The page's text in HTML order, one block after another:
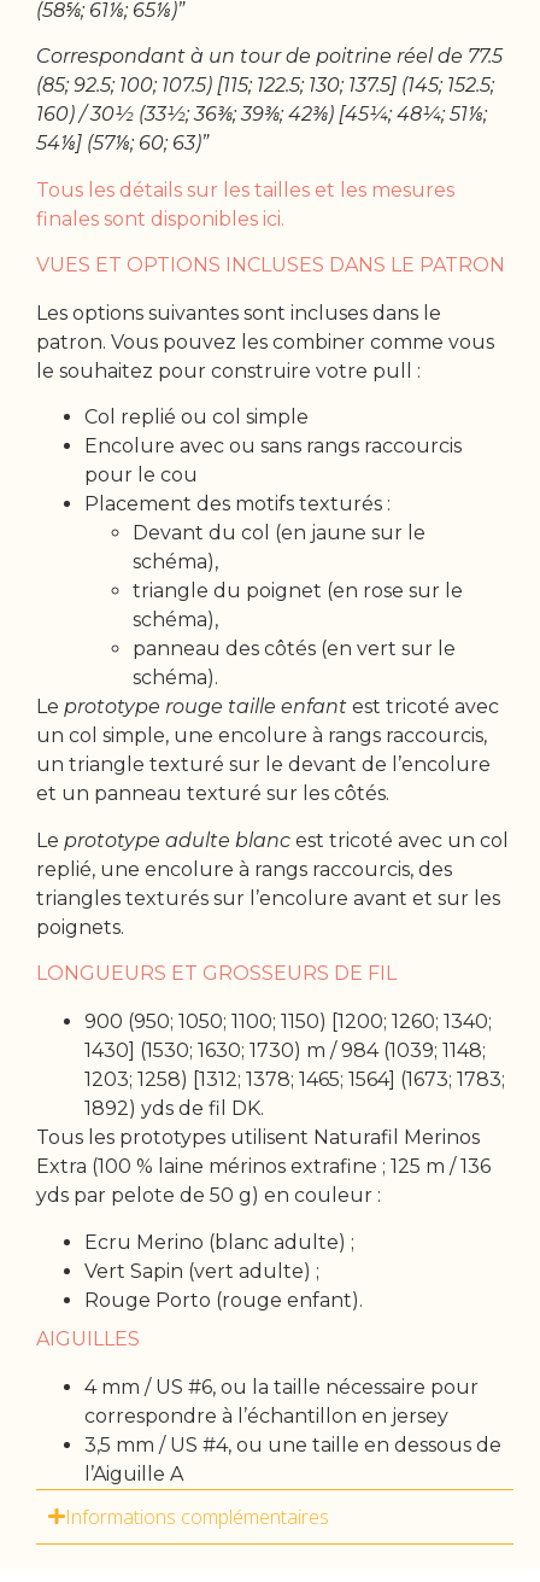
(58⅝; 61⅛; 65⅛)”
Correspondant à un tour de poitrine réel de 77.5
(85; 92.5; 100; 107.5) [115; 122.5; 130; 137.5] (145; 152.5;
160) / 30½ (33½; 36⅜; 39⅜; 42⅜) [45¼; 48¼; 51⅛;
54⅛] (57⅛; 60; 63)”
Tous les détails sur les tailles et les mesures
finales sont disponibles ici.
VUES ET OPTIONS INCLUSES DANS LE PATRON
Les options suivantes sont incluses dans le
patron. Vous pouvez les combiner comme vous
le souhaitez pour construire votre pull :
Col replié ou col simple
Encolure avec ou sans rangs raccourcis
pour le cou
Placement des motifs texturés :
Devant du col (en jaune sur le
schéma),
triangle du poignet (en rose sur le
schéma),
panneau des côtés (en vert sur le
schéma).
Leprototype rouge taille enfant est tricoté avec
un col simple, une encolure à rangs raccourcis,
un triangle texturé sur le devant de l’encolure
et un panneau texturé sur les côtés.
Le prototype adulte blanc est tricoté avec un col
replié, une encolure à rangs raccourcis, des
triangles texturés sur l’encolure avant et sur les
poignets.
LONGUEURS ET GROSSEURS DE FIL
900 (950; 1050; 1100; 1150) [1200; 1260; 1340;
1430] (1530; 1630; 1730) m / 984 (1039; 1148;
1203; 1258) [1312; 1378; 1465; 1564] (1673; 1783;
1892) yds de fil DK.
Tous les prototypes utilisent Naturafil Merinos
Extra (100 % laine mérinos extrafine ; 125 m / 136
yds par pelote de 50 g) en couleur :
Ecru Merino (blanc adulte) ;
Vert Sapin (vert adulte) ;
Rouge Porto (rouge enfant).
AIGUILLES
4 mm / US #6, ou la taille nécessaire pour
correspondre à l’échantillon en jersey
3,5 mm / US #4, ou une taille en dessous de
l’Aiguille A
Informations complémentaires